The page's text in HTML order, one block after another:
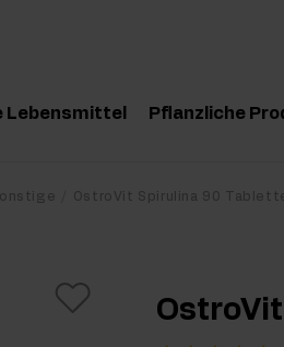
Lebensmittel Pflanzliche
OstroVit Spirulina 90